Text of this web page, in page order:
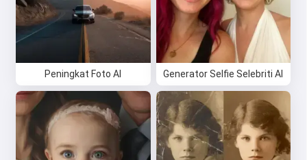
Peningkat Foto AI Generator Selfie Selebriti AI